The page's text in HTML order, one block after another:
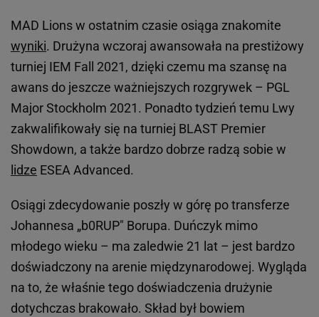
MAD Lions w ostatnim czasie osiąga znakomite
wyniki. Drużyna wczoraj awansowała na prestiżowy
turniej IEM Fall 2021, dzięki czemu ma szansę na
awans do jeszcze ważniejszych rozgrywek – PGL
Major Stockholm 2021. Ponadto tydzień temu Lwy
zakwalifikowały się na turniej BLAST Premier
Showdown, a także bardzo dobrze radzą sobie w
lidze ESEA Advanced.
Osiągi zdecydowanie poszły w górę po transferze
Johannesa „b0RUP" Borupa. Duńczyk mimo
młodego wieku – ma zaledwie 21 lat – jest bardzo
doświadczony na arenie międzynarodowej. Wygląda
na to, że właśnie tego doświadczenia drużynie
dotychczas brakowało. Skład był bowiem